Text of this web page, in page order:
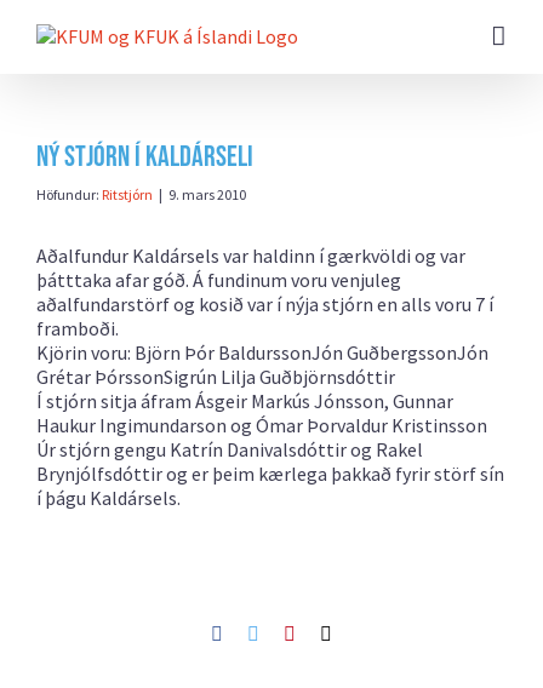
beint
Ný stjórn í Kaldárseli
Höfundur: Ritstjórn | 9. mars 2010
Aðalfundur Kaldársels var haldinn í gærkvöldi og var
þátttaka afar góð. Á fundinum voru venjuleg
aðalfundarstörf og kosið var í nýja stjórn en alls voru 7 í
framboði.
Kjörin voru: Björn Þór BaldurssonJón GuðbergssonJón
Grétar ÞórssonSigrún Lilja Guðbjörnsdóttir
Í stjórn sitja áfram Ásgeir Markús Jónsson, Gunnar
Haukur Ingimundarson og Ómar Þorvaldur Kristinsson
Úr stjórn gengu Katrín Danivalsdóttir og Rakel
Brynjólfsdóttir og er þeim kærlega þakkað fyrir störf sín
í þágu Kaldársels.
Facebook
TwitterPinterest